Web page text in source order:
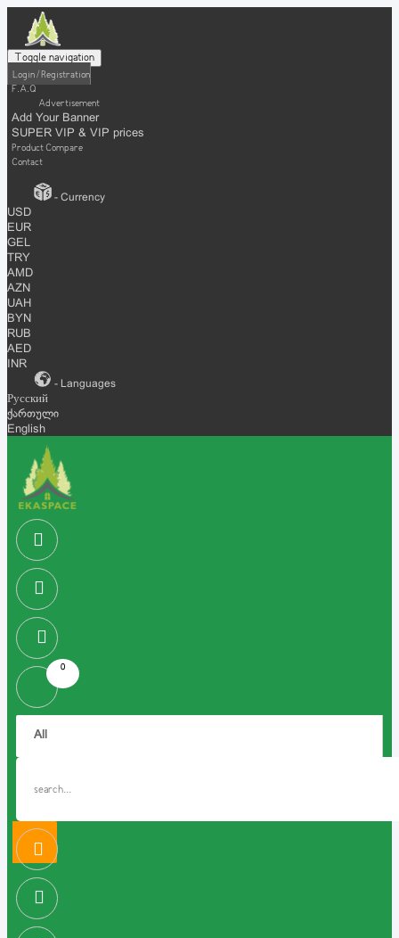
Toggle navigation
Login / Registration
F.A.Q
Advertisement
Add Your Banner
SUPER VIP & VIP prices
Product Compare
Contact
- Currency
USD
EUR
GEL
TRY
AMD
AZN
UAH
BYN
RUB
AED
INR
- Languages
Русский
ქართული
English
0